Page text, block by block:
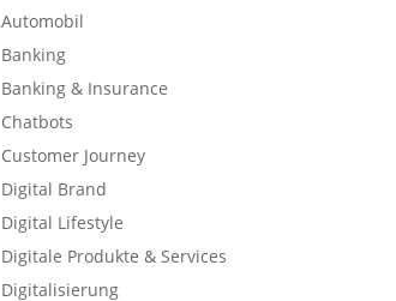
Automobil
Banking
Banking & Insurance
Chatbots
Customer Journey
Digital Brand
Digital Lifestyle
Digitale Produkte & Services
Digitalisierung